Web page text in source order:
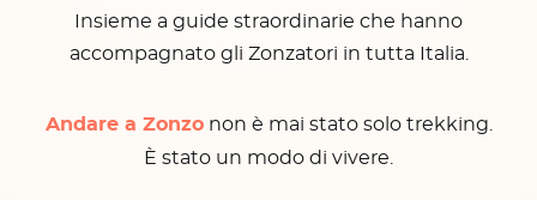
Insieme a guide straordinarie che hanno
accompagnato gli Zonzatori in tutta Italia.
Andare a Zonzonon è mai stato solo trekking.
È stato un modo di vivere.